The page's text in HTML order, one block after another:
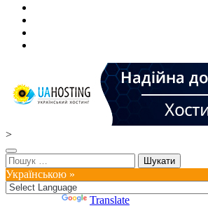
>
Пошук:
Українською »
Translate